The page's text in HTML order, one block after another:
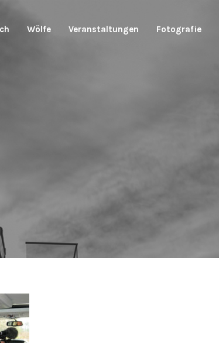
Wölfe Veranstaltungen Fotografie